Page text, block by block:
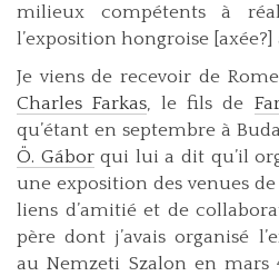
milieux compétents à
l’exposition hongroise
Je viens de recevoir de
Charles Farkas, le fils de
qu’étant en septembre à
Ö. Gáborqui lui a dit qu’il
une exposition des venues
liens d’amitié et de
père dont j’avais organisé
au Nemzeti Szalon en mars